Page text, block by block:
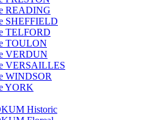
READING
SHEFFIELD
TELFORD
TOULON
VERDUN
VERSAILLES
WINDSOR
YORK
Historic